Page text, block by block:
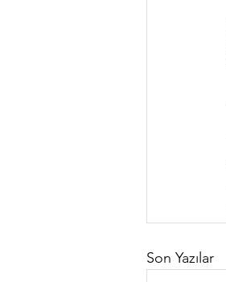
Son Yazılar